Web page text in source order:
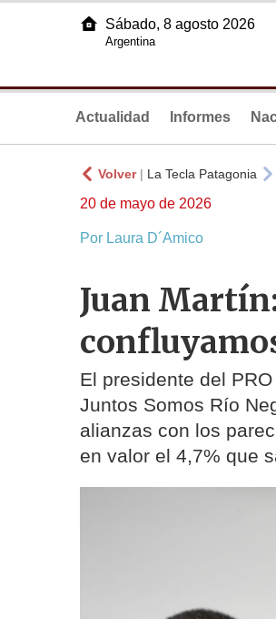
Sábado, 8 agosto 2026
Argentina
Actualidad Informes
Volver| La Tecla Patagonia
20 de mayo de 2026
Por Laura D´Amico
Juan
El presidente del
Juntos Somos Río
alianzas con los
en valor el 4,7% que